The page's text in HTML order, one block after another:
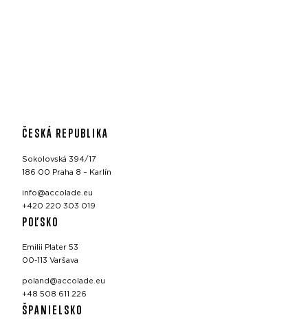
ČESKÁ REPUBLIKA
Sokolovská 394/17
186 00 Praha 8 – Karlín
info@accolade.eu
+420 220 303 019
POĽSKO
Emilii Plater 53
00-113 Varšava
poland@accolade.eu
+48 508 611 226
ŠPANIELSKO